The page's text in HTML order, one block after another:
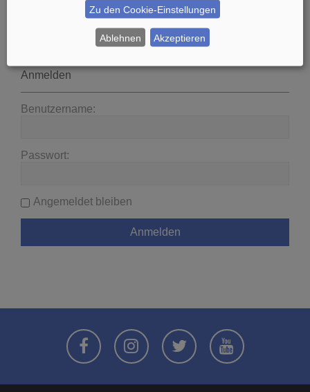
Suche
Anmelden
Benutzername:
Passwort:
Angemeldet bleiben
Zu den Cookie-Einstellungen
Ablehnen Akzeptieren